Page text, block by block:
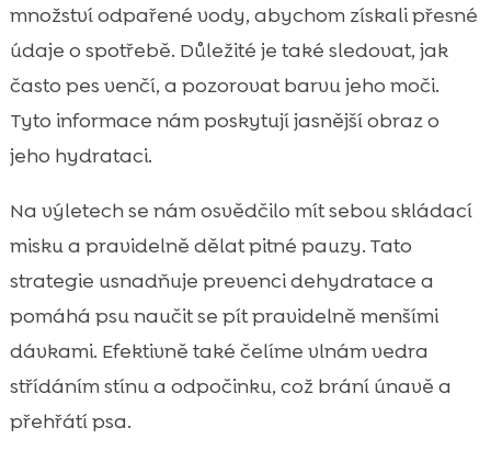
množství odpařené vody, abychom získali přesné
údaje o spotřebě. Důležité je také sledovat, jak
často pes venčí, a pozorovat barvu jeho moči.
Tyto informace nám poskytují jasnější obraz o
jeho hydrataci.
Na výletech se nám osvědčilo mít sebou skládací
misku a pravidelně dělat pitné pauzy. Tato
strategie usnadňuje prevenci dehydratace a
pomáhá psu naučit se pít pravidelně menšími
dávkami. Efektivně také čelíme vlnám vedra
střídáním stínu a odpočinku, což brání únavě a
přehřátí psa.